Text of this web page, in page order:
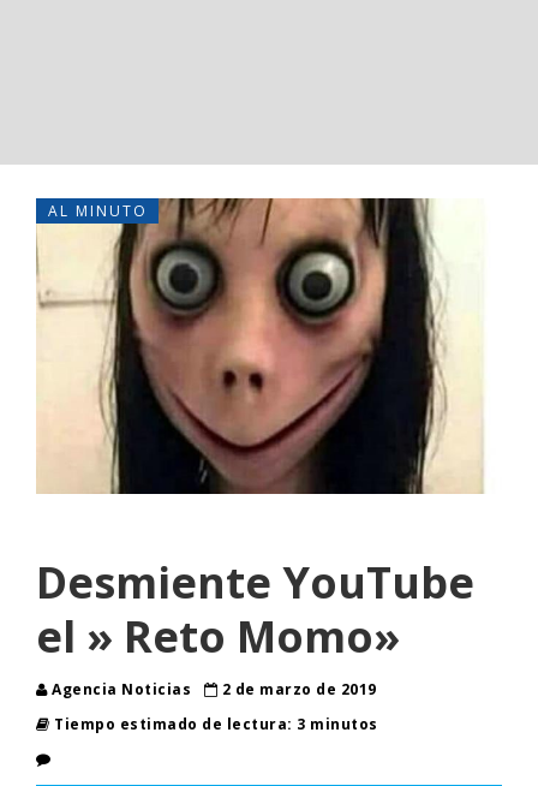
AL MINUTO
Desmiente YouTube
el » Reto Momo»
Agencia Noticias
2 de marzo de 2019
Tiempo estimado de lectura: 3 minutos